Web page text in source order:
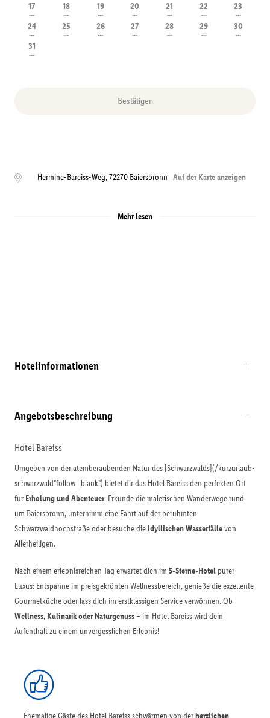
17
---
18
---
19
---
20
---
21
---
22
---
23
---
24
---
25
---
26
---
27
---
28
---
29
---
30
---
31
---
Bestätigen
Hermine-Bareiss-Weg,72270 Baiersbronn Auf der Karte anzeigen
Mehr lesen
Hotelinformationen
Angebotsbeschreibung
Hotel Bareiss
Umgeben von der atemberaubenden Natur des [Schwarzwalds](/kurzurlaub-
schwarzwald"follow _blank") bietet dir das Hotel Bareiss den perfekten Ort
für Erholung und Abenteuer. Erkunde die malerischen Wanderwege rund
um Baiersbronn, unternimm eine Fahrt auf der berühmten
Schwarzwaldhochstraße oder besuche dieidyllischen Wasserfällevon
Allerheiligen.
Nach einem erlebnisreichen Tag erwartet dich im 5-Sterne-Hotelpurer
Luxus: Entspanne im preisgekrönten Wellnessbereich, genieße die exzellente
Gourmetküche oder lass dich im erstklassigen Service verwöhnen. Ob
Wellness, Kulinarik oder Naturgenuss – im Hotel Bareiss wird dein
Aufenthalt zu einem unvergesslichen Erlebnis!
Ehemalige Gäste des Hotel Bareiss schwärmen von derherzlichen